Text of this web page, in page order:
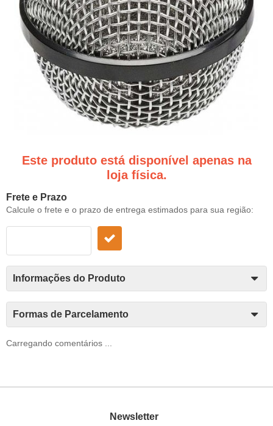
Este produto está disponível apenas na
loja física.
Frete e Prazo
Calcule o frete e o prazo de entrega estimados para sua região:
Informações do Produto
Formas de Parcelamento
Carregando comentários ...
Newsletter